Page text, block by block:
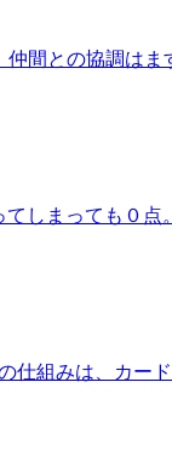
間との協調は
しまっても０点
仕組みは、カー